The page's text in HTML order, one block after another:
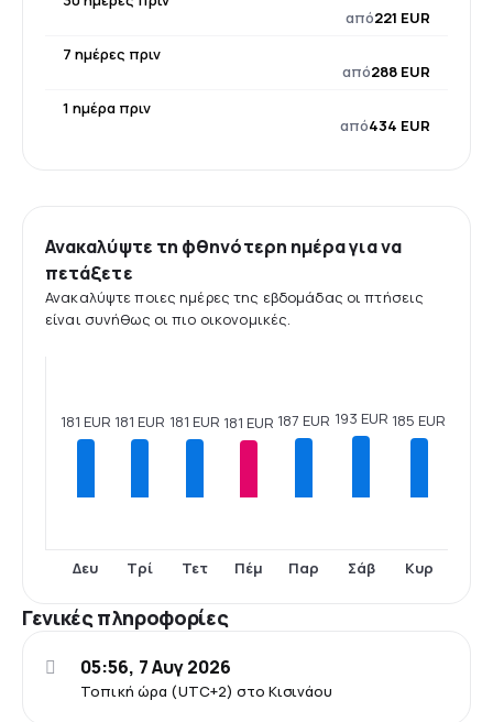
από221 EUR
7 ημέρες πριν
από288 EUR
1 ημέρα πριν
από434 EUR
Ανακαλύψτε τη φθηνότερη ημέρα για να
πετάξετε
Ανακαλύψτε ποιες ημέρες της εβδομάδας οι πτήσεις
είναι συνήθως οι πιο οικονομικές.
181 EUR
Δευ
181 EUR
Τρί
181 EUR
Τετ
181 EUR
Πέμ
187 EUR
Παρ
193 EUR
Σάβ
185 EUR
Κυρ
Γενικές πληροφορίες
Τοπική ώρα (UTC+2) στο Κισινάου
05:56, 7 Αυγ 2026